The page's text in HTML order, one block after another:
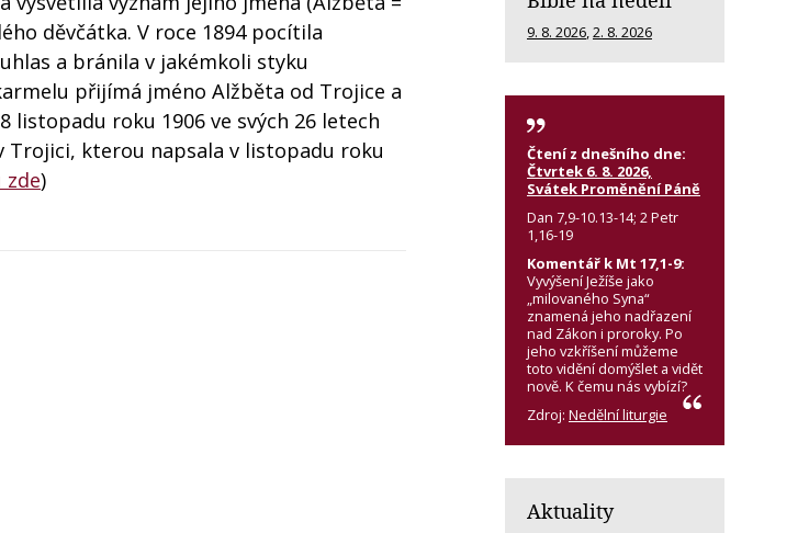
děvčátka. V roce 1894 pocítila
a bránila v jakémkoli styku
přijímá jméno Alžběta od Trojice a
listopadu roku 1906 ve svých 26 letech
Trojici, kterou napsala v listopadu roku
zde)
9. 8. 2026 2. 8. 2026
Čtení z dnešního dne:
Čtvrtek 6. 8. 2026,
Svátek Proměnění Páně
Dan 7,9-10.13-14; 2 Petr
1,16-19
Komentář k Mt 17,1-9:
Vyvýšení Ježíše jako
„milovaného Syna“
znamená jeho nadřazení
nad Zákon i proroky. Po
jeho vzkříšení můžeme
toto vidění domýšlet a vidět
nově. K čemu nás vybízí?
Zdroj: Nedělní liturgie
Aktuality